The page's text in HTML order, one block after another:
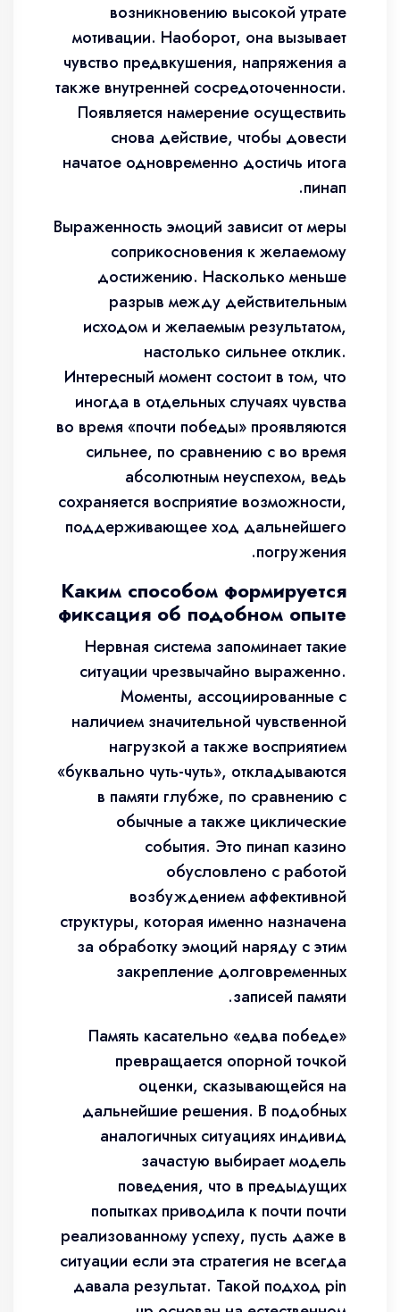
возникновению высокой утрате
мотивации. Наоборот, она вызывает
чувство предвкушения, напряжения а
также внутренней сосредоточенности.
Появляется намерение осуществить
снова действие, чтобы довести
начатое одновременно достичь итога
пинап.
Выраженность эмоций зависит от меры
соприкосновения к желаемому
достижению. Насколько меньше
разрыв между действительным
исходом и желаемым результатом,
настолько сильнее отклик.
Интересный момент состоит в том, что
иногда в отдельных случаях чувства
во время «почти победы» проявляются
сильнее, по сравнению с во время
абсолютным неуспехом, ведь
сохраняется восприятие возможности,
поддерживающее ход дальнейшего
погружения.
Каким способом формируется
фиксация об подобном опыте
Нервная система запоминает такие
ситуации чрезвычайно выраженно.
Моменты, ассоциированные с
наличием значительной чувственной
нагрузкой а также восприятием
«буквально чуть-чуть», откладываются
в памяти глубже, по сравнению с
обычные а также циклические
события. Это пинап казино
обусловлено с работой
возбуждением аффективной
структуры, которая именно назначена
за обработку эмоций наряду с этим
закрепление долговременных
записей памяти.
Память касательно «едва победе»
превращается опорной точкой
оценки, сказывающейся на
дальнейшие решения. В подобных
аналогичных ситуациях индивид
зачастую выбирает модель
поведения, что в предыдущих
попытках приводила к почти почти
реализованному успеху, пусть даже в
ситуации если эта стратегия не всегда
давала результат. Такой подход pin